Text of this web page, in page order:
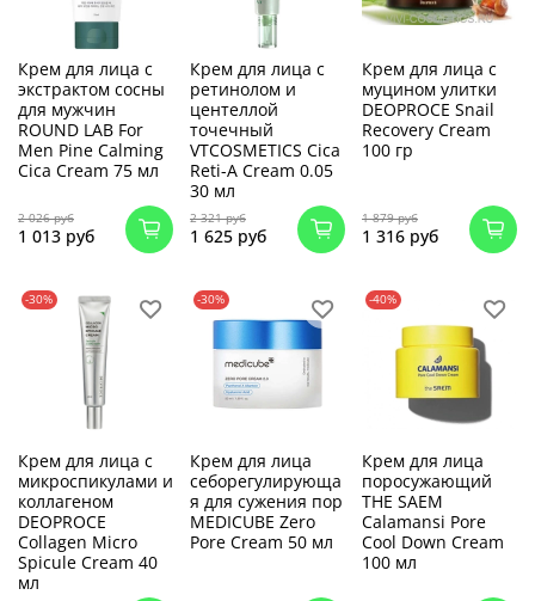
Крем для лица с
экстрактом сосны
для мужчин
ROUND LAB For
Men Pine Calming
Cica Cream 75 мл
2 026 руб
1 013 руб
Крем для лица с
ретинолом и
центеллой
точечный
VTCOSMETICS Cica
Reti-A Cream 0.05
30 мл
2 321 руб
1 625 руб
Крем для лица с
муцином улитки
DEOPROCE Snail
Recovery Cream
100 гр
1 879 руб
1 316 руб
-30%
Крем для лица с
микроспикулами и
коллагеном
DEOPROCE
Collagen Micro
Spicule Cream 40
мл
-30%
Крем для лица
себорегулирующа
я для сужения пор
MEDICUBE Zero
Pore Cream 50 мл
-40%
Крем для лица
поросужающий
THE SAEM
Calamansi Pore
Cool Down Cream
100 мл